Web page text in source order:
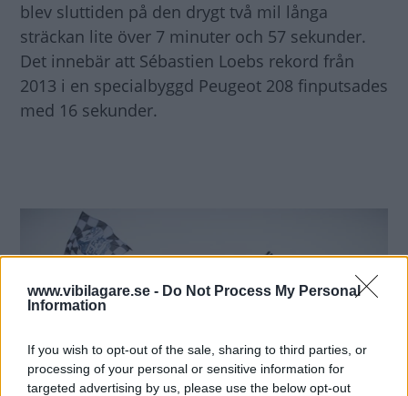
www.vibilagare.se - Do Not Process My Personal
Information
If you wish to opt-out of the sale, sharing to third parties, or
processing of your personal or sensitive information for
targeted advertising by us, please use the below opt-out
blev sluttiden på den drygt två mil långa
sträckan lite över 7 minuter och 57 sekunder.
Det innebär att Sébastien Loebs rekord från
2013 i en specialbyggd Peugeot 208 finputsades
med 16 sekunder.